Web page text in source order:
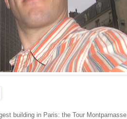
building in Paris: the Tour Montparnasse.